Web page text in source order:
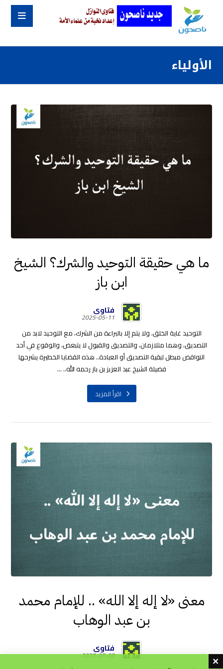
الأولياء
ما هي حقيقة التوحيد والشرك؟ الشيخ
ابن باز
فتاوى
2025-05-11
التوحيد غاية الخلق، ولا يتم إلا بالبراءة من الشرك، مع التوحيد لابد من
التصديق، وهما متلازمان، والتصديق والقبول لا يتبعض، والوقوع في أحد
النواقض مبطل لبقية التصديق أو العبادة.. هذه القضايا الخطيرة يشرحها
فضيلة الشيخ عبد العزيز بن باز رحمه الله.. ...
اقرأ المزيد
معنى «لا إله إلا الله» .. للإمام محمد
بن عبد الوهاب
فتاوى
2025-05-08